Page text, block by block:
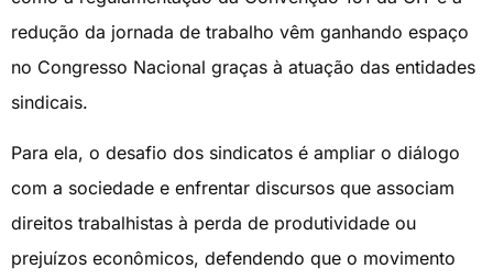
redução da jornada de trabalho vêm ganhando espaço
no Congresso Nacional graças à atuação das entidades
sindicais.
Para ela, o desafio dos sindicatos é ampliar o diálogo
com a sociedade e enfrentar discursos que associam
direitos trabalhistas à perda de produtividade ou
prejuízos econômicos, defendendo que o movimento